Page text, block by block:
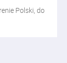
Polski, do